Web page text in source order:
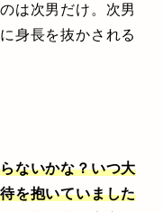
は次男だけ。次男
身長を抜かされる
ないかな？いつ大
を抱いていました